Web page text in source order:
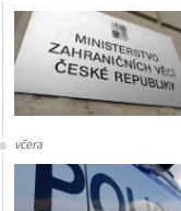
včera